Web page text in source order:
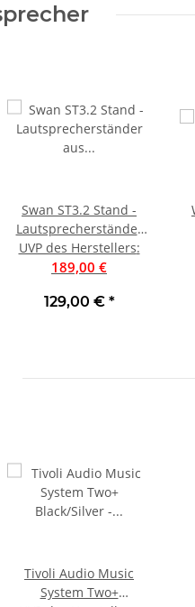
Swan ST3.2 Stand -
Lautsprecherständer
aus Massivholz - Paar |
Neu
UVP des Herstellers:
189,00 €
129,00 € *
Tivoli Audio Music
System Two+